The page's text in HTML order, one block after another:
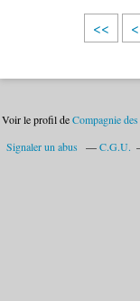
<< <
Voir le profil deCompagnie
Signaler un abus
C.G.U.